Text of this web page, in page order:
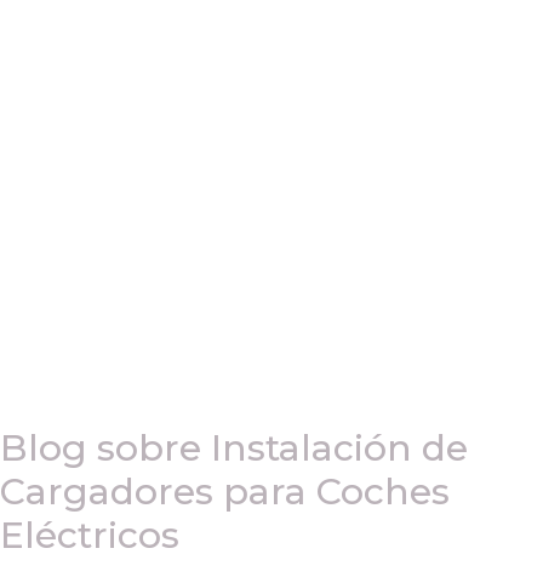
Blog sobre Instalación de
Cargadores para Coches
Eléctricos